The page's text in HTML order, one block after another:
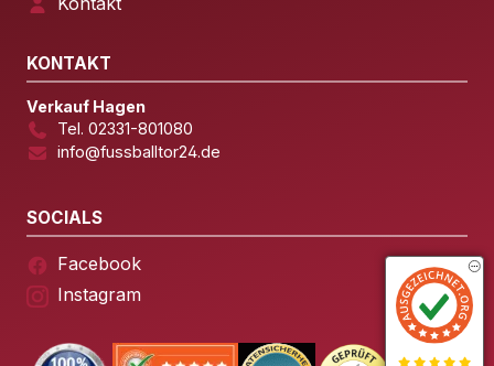
KONTAKT
Verkauf Hagen
Tel. 02331-801080
info@fussballtor24.de
SOCIALS
Facebook
Instagram